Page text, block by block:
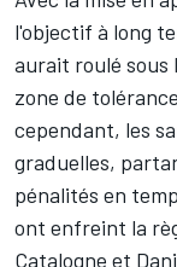
l'objectif à long
aurait roulé sous
zone de
cependant, les
graduelles,
pénalités en
ont enfreint la
Catalogne et